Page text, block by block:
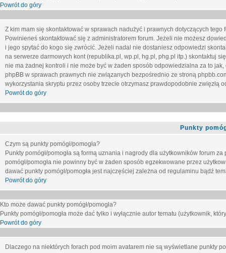
Powrót do góry
Z kim mam się skontaktować w sprawach nadużyć i prawnych dotyczących tego
Powinieneś skontaktować się z administratorem forum. Jeżeli nie możesz
i jego spytać do kogo się zwrócić. Jeżeli nadal nie dostaniesz odpowiedzi
na serwerze darmowych kont (republika.pl, wp.pl, hg.pl, phg.pl itp.) skontaktuj
nie ma żadnej kontroli i nie może być w żaden sposób odpowiedzialna za to
phpBB w sprawach prawnych nie związanych bezpośrednio ze stroną
wykorzystania skryptu przez osoby trzecie otrzymasz prawdopodobnie zwięzłą
Powrót do góry
Punkty
Czym są punkty pomógł/pomogła?
Punkty pomógł/pomogła są formą uznania i nagrody dla użytkowników forum
pomógł/pomogła nie powinny być w żaden sposób egzekwowane przez
dawać punkty pomógł/pomogła jest najczęściej zależna od regulaminu bądź
Powrót do góry
Kto może dawać punkty pomógł/pomogła?
Punkty pomógł/pomogła może dać tylko i wyłącznie autor tematu (użytkownik,
Powrót do góry
Dlaczego na niektórych forach pod moim avatarem nie są wyświetlane punkty